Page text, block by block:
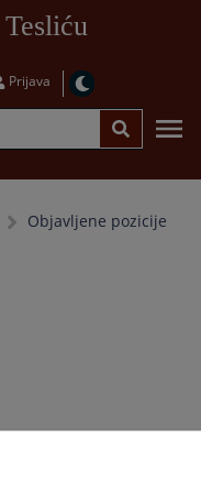
Prijava
Objavljene pozicije